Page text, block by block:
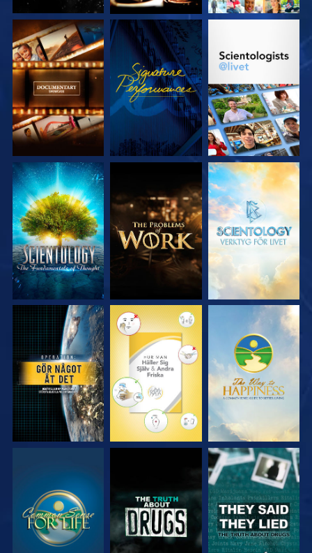
UTFORSKA
SERIEN
TITTA
UTFORSKA
UTFORSKA
SERIEN
UTFORSKA
SERIEN
UTFORSKA
SERIEN
TITTA TITTA TITTA
TITTA TITTA TITTA